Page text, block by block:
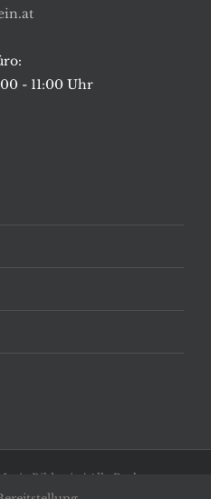
- 11:00 Uhr
Bildstein | Alle Rechte